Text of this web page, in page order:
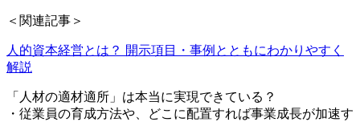
＜関連記事＞
人的資本経営とは？ 開示項目・事例とともにわかりやすく
解説
「人材の適材適所」は本当に実現できている？
・従業員の育成方法や、どこに配置すれば事業成長が加速す